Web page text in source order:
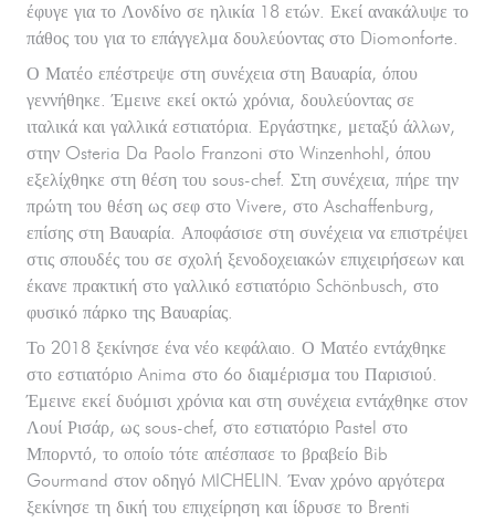
έφυγε για το Λονδίνο σε ηλικία 18 ετών. Εκεί ανακάλυψε το
πάθος του για το επάγγελμα δουλεύοντας στο Diomonforte.
Ο Ματέο επέστρεψε στη συνέχεια στη Βαυαρία, όπου
γεννήθηκε. Έμεινε εκεί οκτώ χρόνια, δουλεύοντας σε
ιταλικά και γαλλικά εστιατόρια. Εργάστηκε, μεταξύ άλλων,
στην Osteria Da Paolo Franzoni στο Winzenhohl, όπου
εξελίχθηκε στη θέση του sous-chef. Στη συνέχεια, πήρε την
πρώτη του θέση ως σεφ στο Vivere, στο Aschaffenburg,
επίσης στη Βαυαρία. Αποφάσισε στη συνέχεια να επιστρέψει
στις σπουδές του σε σχολή ξενοδοχειακών επιχειρήσεων και
έκανε πρακτική στο γαλλικό εστιατόριο Schönbusch, στο
φυσικό πάρκο της Βαυαρίας.
Το 2018 ξεκίνησε ένα νέο κεφάλαιο. Ο Ματέο εντάχθηκε
στο εστιατόριο Anima στο 6ο διαμέρισμα του Παρισιού.
Έμεινε εκεί δυόμισι χρόνια και στη συνέχεια εντάχθηκε στον
Λουί Ρισάρ, ως sous-chef, στο εστιατόριο Pastel στο
Μπορντό, το οποίο τότε απέσπασε το βραβείο Bib
Gourmand στον οδηγό MICHELIN. Έναν χρόνο αργότερα
ξεκίνησε τη δική του επιχείρηση και ίδρυσε το Brenti